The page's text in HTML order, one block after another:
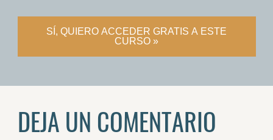
SÍ, QUIERO ACCEDER GRATIS A ESTE
CURSO »
DEJA UN COMENTARIO